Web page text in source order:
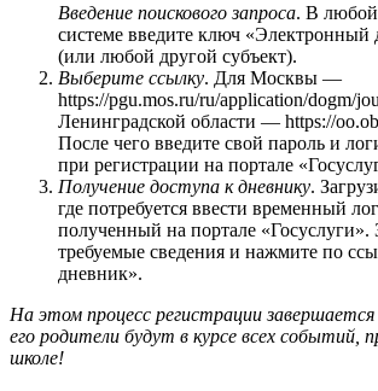
Введение поискового запроса. В
системе введите ключ «Электронный
(или любой другой субъект).
Выберите ссылку. Для Москвы —
https://pgu.mos.ru/ru/application/dogm/
Ленинградской области — https://
После чего введите свой пароль и
при регистрации на портале
Получение доступа к дневнику.
где потребуется ввести временный
полученный на портале «Госуслуги».
требуемые сведения и нажмите по
дневник».
На этом процесс регистрации завершается
его родители будут в курсе всех событий,
школе!